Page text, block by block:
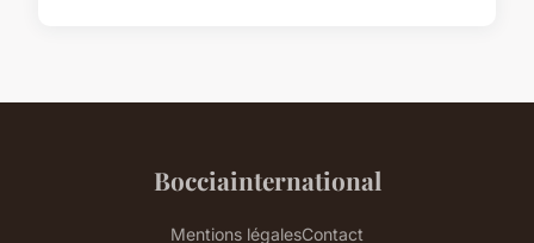
Bocciainternational
Mentions légalesContact